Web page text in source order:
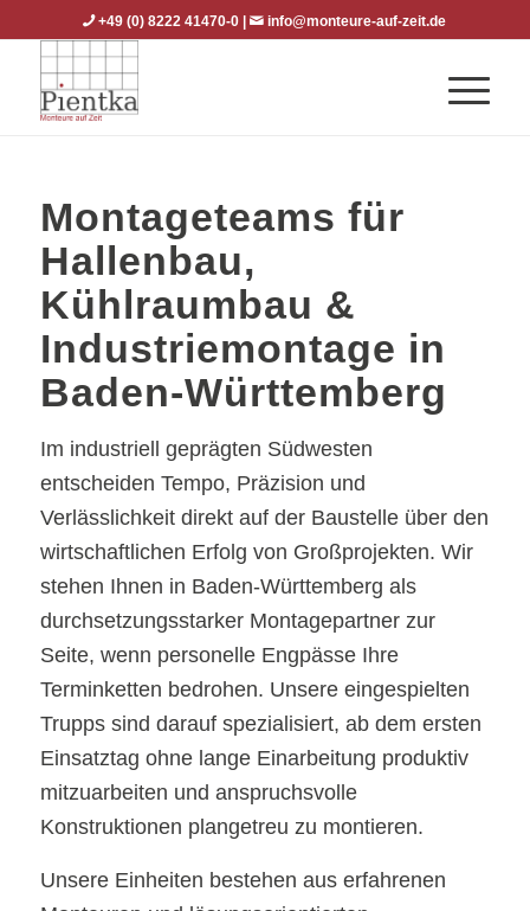
+49 (0) 8222 41470-0 | info@monteure-auf-zeit.de
Montageteams für
Hallenbau,
Kühlraumbau &
Industriemontage in
Baden-Württemberg
Im industriell geprägten Südwesten
entscheiden Tempo, Präzision und
Verlässlichkeit direkt auf der Baustelle über den
wirtschaftlichen Erfolg von Großprojekten. Wir
stehen Ihnen in Baden-Württemberg als
durchsetzungsstarker Montagepartner zur
Seite, wenn personelle Engpässe Ihre
Terminketten bedrohen. Unsere eingespielten
Trupps sind darauf spezialisiert, ab dem ersten
Einsatztag ohne lange Einarbeitung produktiv
mitzuarbeiten und anspruchsvolle
Konstruktionen plangetreu zu montieren.
Unsere Einheiten bestehen aus erfahrenen